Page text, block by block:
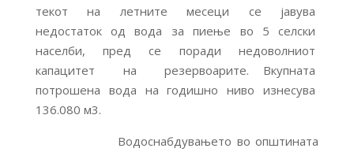
текот на летните месеци се јавува
недостаток од вода за пиење во 5 селски
населби, пред се поради недоволниот
капацитет на резервоарите. Вкупната
потрошена вода на годишно ниво изнесува
136.080 м3.
Водоснабдувањето во општината